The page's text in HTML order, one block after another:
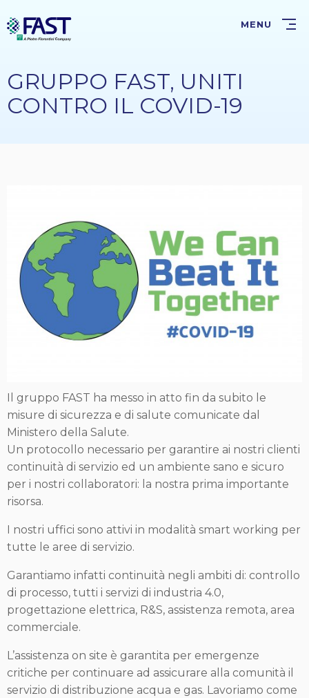
al
contenuto
MENU
GRUPPO FAST, UNITI
CONTRO IL COVID-19
Il gruppo FAST ha messo in atto fin da subito le
misure di sicurezza e di salute comunicate dal
Ministero della Salute.
Un protocollo necessario per garantire ai nostri clienti
continuità di servizio ed un ambiente sano e sicuro
per i nostri collaboratori: la nostra prima importante
risorsa.
I nostri uffici sono attivi in modalità smart working per
tutte le aree di servizio.
Garantiamo infatti continuità negli ambiti di: controllo
di processo, tutti i servizi di industria 4.0,
progettazione elettrica, R&S, assistenza remota, area
commerciale.
L’assistenza on site è garantita per emergenze
critiche per continuare ad assicurare alla comunità il
servizio di distribuzione acqua e gas. Lavoriamo come